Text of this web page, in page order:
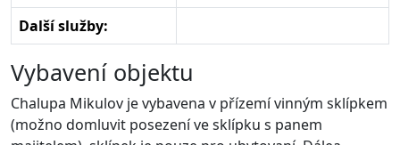
Další služby:
Vybavení objektu
Chalupa Mikulov je vybavena v přízemí vinným sklípkem
(možno domluvit posezení ve sklípku s panem